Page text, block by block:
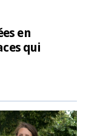
en
qui